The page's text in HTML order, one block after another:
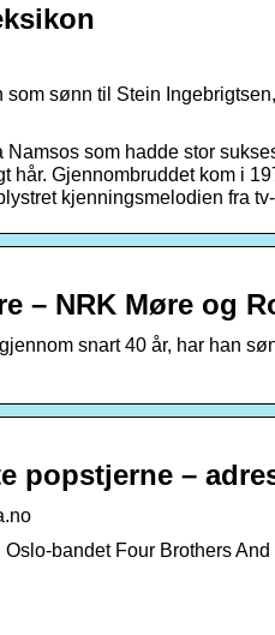
sønn til Stein
som hadde stor
Gjennombruddet kom i
kjenningsmelodien fra
– NRK Møre og
snart 40 år, har han
popstjerne –
bandet Four Brothers